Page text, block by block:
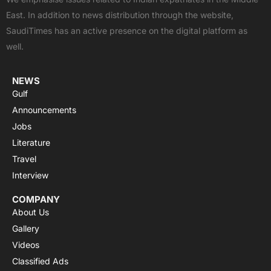
o
o
k
t
t
e
b
e
a
p
p
g
r
a
East. In addition to news distribution through the website,
SaudiTimes has an active presence on the digital platform as
well.
NEWS
Gulf
Announcements
Jobs
Literature
Travel
Interview
COMPANY
About Us
Gallery
Videos
Classified Ads